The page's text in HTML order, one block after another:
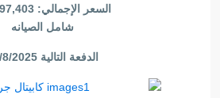
السعر الإجمالي: 7,497,403 م
شامل الصيانه
الدفعة التالية 30/8/2025